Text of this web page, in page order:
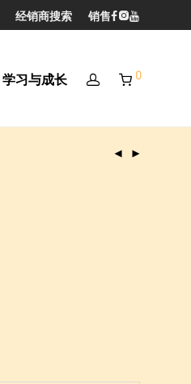
经销商搜索 销售
学习与成长 0